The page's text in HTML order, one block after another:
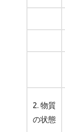
2. 物質
の状態